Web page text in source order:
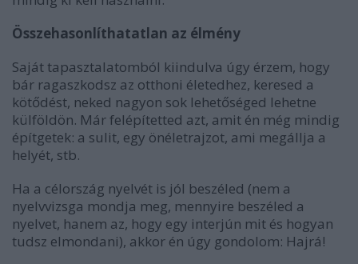
Összehasonlíthatatlan az élmény
Saját tapasztalatomból kiindulva úgy érzem, hogy
bár ragaszkodsz az otthoni életedhez, keresed a
kötődést, neked nagyon sok lehetőséged lehetne
külföldön. Már felépítetted azt, amit én még mindig
építgetek: a sulit, egy önéletrajzot, ami megállja a
helyét, stb.
Ha a célország nyelvét is jól beszéled (nem a
nyelvvizsga mondja meg, mennyire beszéled a
nyelvet, hanem az, hogy egy interjún mit és hogyan
tudsz elmondani), akkor én úgy gondolom: Hajrá!